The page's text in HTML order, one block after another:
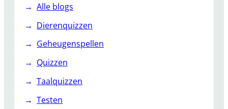
Alle blogs
Dierenquizzen
Geheugenspellen
Quizzen
Taalquizzen
Testen